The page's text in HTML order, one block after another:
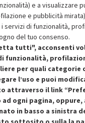
SCONTO RICONDIZIONATI
sconto del 50% sul prodotto
di vendita
e a visualizzare
e pubblicità
servizi di funzionalità,
del tuo consenso.
tutti", acconsenti
funzionalità,
per quali categorie
l’uso e puoi
attraverso il link
ad ogni pagina,
in basso a sinistra